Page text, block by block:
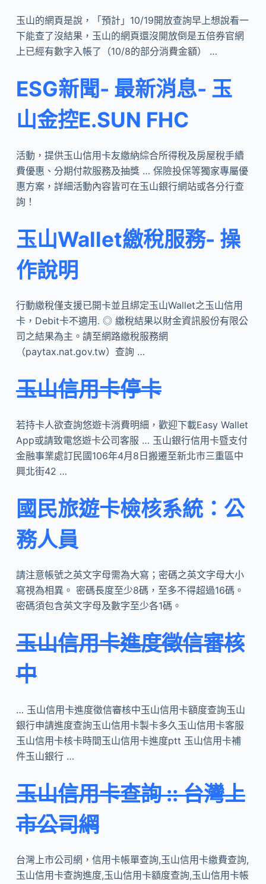
玉山的網頁是說，「預計」10/19開放查詢早上想說看一
下能查了沒結果，玉山的網頁還沒開放倒是五倍券官網
上已經有數字入帳了（10/8的部分消費金額） …
ESG新聞- 最新消息- 玉
山金控E.SUN FHC
活動，提供玉山信用卡友繳納綜合所得稅及房屋稅手續
費優惠、分期付款服務及抽獎 … 保險投保等獨家專屬優
惠方案，詳細活動內容皆可在玉山銀行網站或各分行查
詢！
玉山Wallet繳稅服務- 操
作說明
行動繳稅僅支援已開卡並且綁定玉山Wallet之玉山信用
卡，Debit卡不適用. ◎ 繳稅結果以財金資訊股份有限公
司之結果為主。請至網路繳稅服務網
（paytax.nat.gov.tw）查詢 …
玉山信用卡停卡
若持卡人欲查詢悠遊卡消費明細，歡迎下載Easy Wallet
App或請致電悠遊卡公司客服 … 玉山銀行信用卡暨支付
金融事業處訂民國106年4月8日搬遷至新北市三重區中
興北街42 …
國民旅遊卡檢核系統：公
務人員
請注意帳號之英文字母需為大寫；密碼之英文字母大小
寫視為相異。 密碼長度至少8碼，至多不得超過16碼。
密碼須包含英文字母及數字至少各1碼。
玉山信用卡進度徵信審核
中
… 玉山信用卡進度徵信審核中玉山信用卡額度查詢玉山
銀行申請進度查詢玉山信用卡製卡多久玉山信用卡客服
玉山信用卡核卡時間玉山信用卡進度ptt 玉山信用卡補
件玉山銀行 …
玉山信用卡查詢 :: 台灣上
市公司網
台灣上市公司網，信用卡帳單查詢,玉山信用卡繳費查詢,
玉山信用卡查詢進度,玉山信用卡額度查詢,玉山信用卡帳